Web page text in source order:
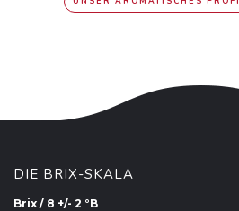
DIE BRIX-SKALA
Brix / 8 +/- 2 °B